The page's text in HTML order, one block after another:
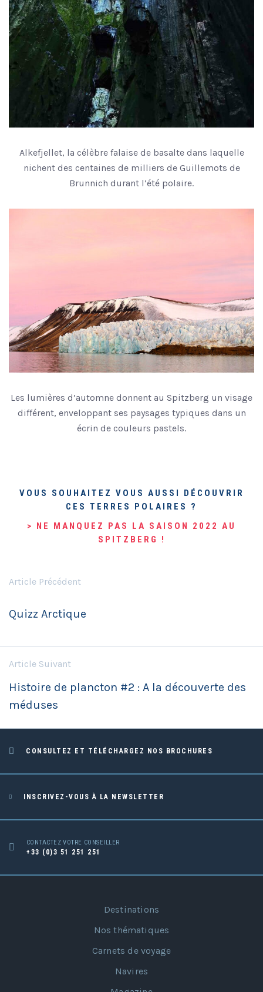
Alkefjellet, la célèbre falaise de basalte dans laquelle
nichent des centaines de milliers de Guillemots de
Brunnich durant l’été polaire.
Les lumières d’automne donnent au Spitzberg un visage
différent, enveloppant ses paysages typiques dans un
écrin de couleurs pastels.
VOUS SOUHAITEZ VOUS AUSSI DÉCOUVRIR
CES TERRES POLAIRES ?
> NE MANQUEZ PAS LA SAISON 2022 AU
SPITZBERG !
Article Précédent
Quizz Arctique
Article Suivant
Histoire de plancton #2 : A la découverte des
méduses
CONSULTEZ ET TÉLÉCHARGEZ NOS BROCHURES
INSCRIVEZ-VOUS À LA NEWSLETTER
CONTACTEZ VOTRE CONSEILLER
+33 (0)3 51 251 251
Destinations
Nos thématiques
Carnets de voyage
Navires